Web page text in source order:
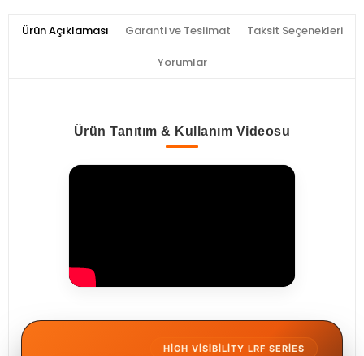
Ürün Açıklaması Garanti ve Teslimat Taksit Seçenekleri
Yorumlar
Ürün Tanıtım & Kullanım Videosu
HIGH VISIBILITY LRF SERIES